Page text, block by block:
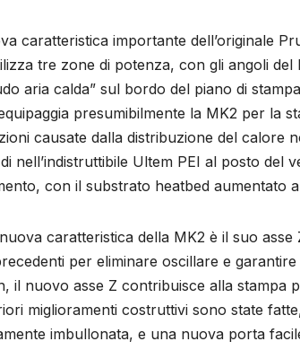
caratteristica importante dell’originale
tre zone di potenza, con gli angoli
aria calda” sul bordo del piano di
presumibilmente la MK2 per la
causate dalla distribuzione del calore
nell’indistruttibile Ultem PEI al posto del
con il substrato heatbed aumentato
caratteristica della MK2 è il suo
per eliminare oscillare e
il nuovo asse Z contribuisce alla stampa
miglioramenti costruttivi sono state
imbullonata, e una nuova porta